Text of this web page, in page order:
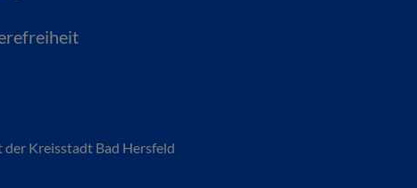
Kreisstadt Bad Hersfeld